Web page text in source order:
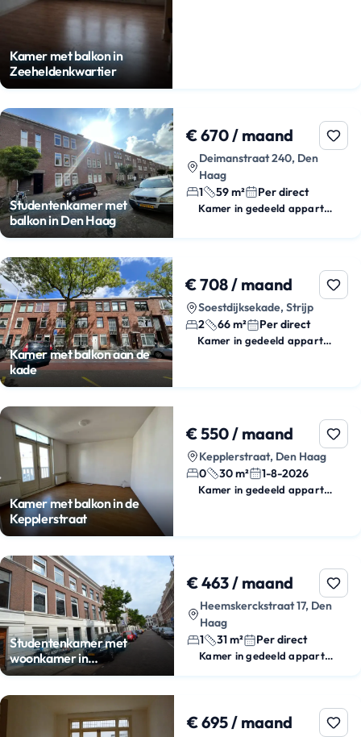
Kamer met balkon in
Zeeheldenkwartier
Studentenkamer met
balkon in Den Haag
€ 670 / maand
Deimanstraat 240, Den
Haag
1
59 m² Per direct
Kamer in gedeeld appartement
Kamer met balkon aan de
kade
€ 708 / maand
Soestdijksekade, Strijp
2
66 m² Per direct
Kamer in gedeeld appartement
Kamer met balkon in de
Kepplerstraat
€ 550 / maand
Kepplerstraat, Den Haag
0
30 m² 1-8-2026
Kamer in gedeeld appartement
Studentenkamer met
woonkamer in
Zeeheldenkwartier
€ 463 / maand
Heemskerckstraat 17, Den
Haag
1
31 m² Per direct
Kamer in gedeeld appartement
€ 695 / maand